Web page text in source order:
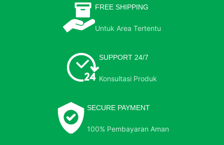
FREE SHIPPING
Untuk Area Tertentu
SUPPORT 24/7
Konsultasi Produk
SECURE PAYMENT
100% Pembayaran Aman